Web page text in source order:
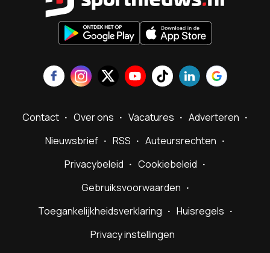
Contact Over ons Vacatures
Adverteren
Nieuwsbrief
RSS
Auteursrechten
Privacybeleid
Cookiebeleid
Gebruiksvoorwaarden
Toegankelijkheidsverklaring
Huisregels
Privacy instellingen